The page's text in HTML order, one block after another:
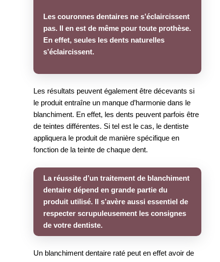
Les couronnes dentaires ne s’éclaircissent
pas. Il en est de même pour toute prothèse.
En effet, seules les dents naturelles
s’éclaircissent.
Les résultats peuvent également être décevants si
le produit entraîne un manque d’harmonie dans le
blanchiment. En effet, les dents peuvent parfois être
de teintes différentes. Si tel est le cas, le dentiste
appliquera le produit de manière spécifique en
fonction de la teinte de chaque dent.
La réussite d’un traitement de blanchiment
dentaire dépend en grande partie du
produit utilisé. Il s’avère aussi essentiel de
respecter scrupuleusement les consignes
de votre dentiste.
Un blanchiment dentaire raté peut en effet avoir de